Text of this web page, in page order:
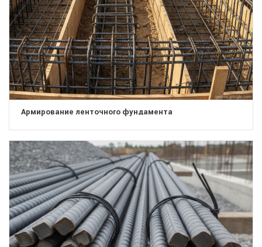
Армирование ленточного фундамента